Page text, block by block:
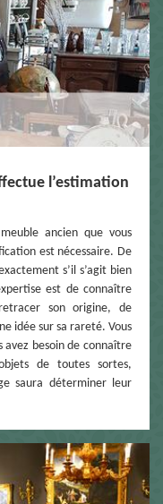
l’estimation
ancien que vous
est nécessaire. De
s’il s’agit bien
est de connaître
son origine, de
idée sur sa rareté. Vous
avez besoin de connaître
de toutes sortes,
saura déterminer leur